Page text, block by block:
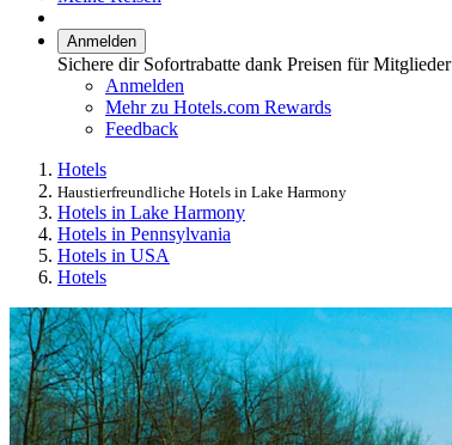
Anmelden
Sichere dir Sofortrabatte dank Preisen für Mitglieder
Anmelden
Mehr zu Hotels.com Rewards
Feedback
Hotels
Haustierfreundliche Hotels in Lake Harmony
Hotels in Lake Harmony
Hotels in Pennsylvania
Hotels in USA
Hotels